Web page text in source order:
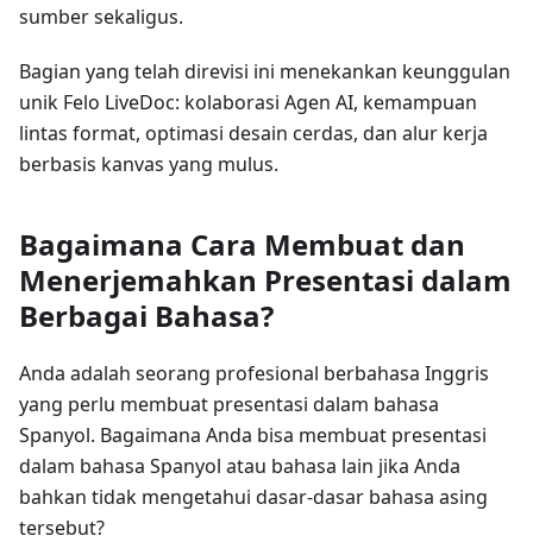
sumber sekaligus.
Bagian yang telah direvisi ini menekankan keunggulan
unik Felo LiveDoc: kolaborasi Agen AI, kemampuan
lintas format, optimasi desain cerdas, dan alur kerja
berbasis kanvas yang mulus.
Bagaimana Cara Membuat dan
Menerjemahkan Presentasi dalam
Berbagai Bahasa?
Anda adalah seorang profesional berbahasa Inggris
yang perlu membuat presentasi dalam bahasa
Spanyol. Bagaimana Anda bisa membuat presentasi
dalam bahasa Spanyol atau bahasa lain jika Anda
bahkan tidak mengetahui dasar-dasar bahasa asing
tersebut?